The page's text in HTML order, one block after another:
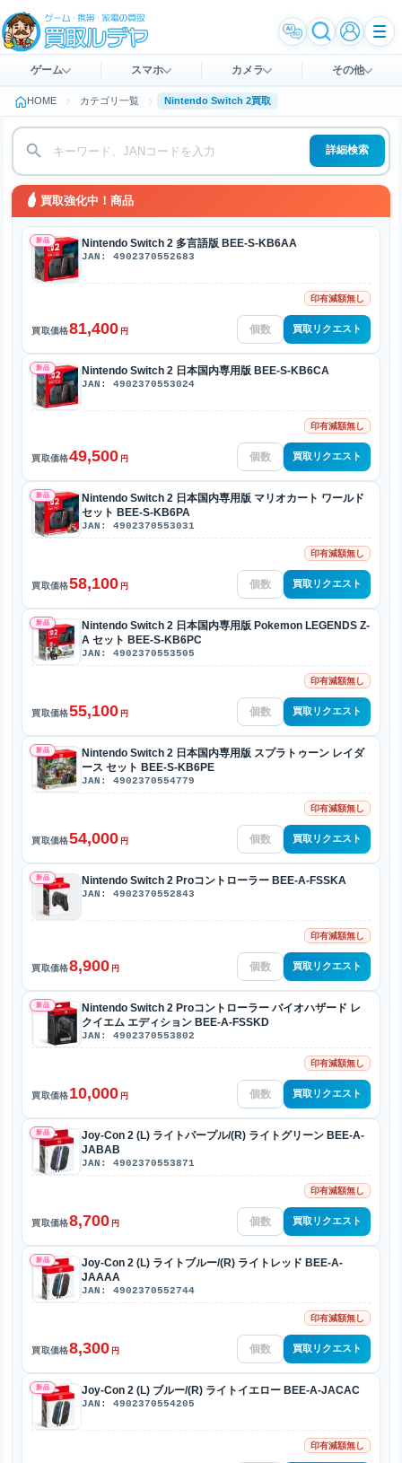
ゲーム スマホ カメラ その他
HOME カテゴリ一覧 Nintendo Switch 2買取
詳細検索
買取強化中！商品
新品 Nintendo Switch 2 多言語版 BEE-S-KB6AA
JAN: 4902370552683
印有減額無し
買取価格81,400 円 買取リクエスト
新品 Nintendo Switch 2 日本国内専用版 BEE-S-KB6CA
JAN: 4902370553024
印有減額無し
買取価格49,500 円 買取リクエスト
新品
Nintendo Switch 2 日本国内専用版 マリオカート ワールド
セット BEE-S-KB6PA
JAN: 4902370553031
印有減額無し
買取価格58,100 円 買取リクエスト
新品
Nintendo Switch 2 日本国内専用版 Pokemon LEGENDS Z-
A セット BEE-S-KB6PC
JAN: 4902370553505
印有減額無し
買取価格55,100 円 買取リクエスト
新品
Nintendo Switch 2 日本国内専用版 スプラトゥーン レイダ
ース セット BEE-S-KB6PE
JAN: 4902370554779
印有減額無し
買取価格54,000 円 買取リクエスト
新品 Nintendo Switch 2 Proコントローラー BEE-A-FSSKA
JAN: 4902370552843
印有減額無し
買取価格8,900 円 買取リクエスト
新品
Nintendo Switch 2 Proコントローラー バイオハザード レ
クイエム エディション BEE-A-FSSKD
JAN: 4902370553802
印有減額無し
買取価格10,000 円 買取リクエスト
新品
Joy-Con 2 (L) ライトパープル/(R) ライトグリーン BEE-A-
JABAB
JAN: 4902370553871
印有減額無し
買取価格8,700 円 買取リクエスト
新品
Joy-Con 2 (L) ライトブルー/(R) ライトレッド BEE-A-
JAAAA
JAN: 4902370552744
印有減額無し
買取価格8,300 円 買取リクエスト
新品 Joy-Con 2 (L) ブルー/(R) ライトイエロー BEE-A-JACAC
JAN: 4902370554205
印有減額無し